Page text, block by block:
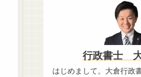
行政書士
はじめまして。大倉行政